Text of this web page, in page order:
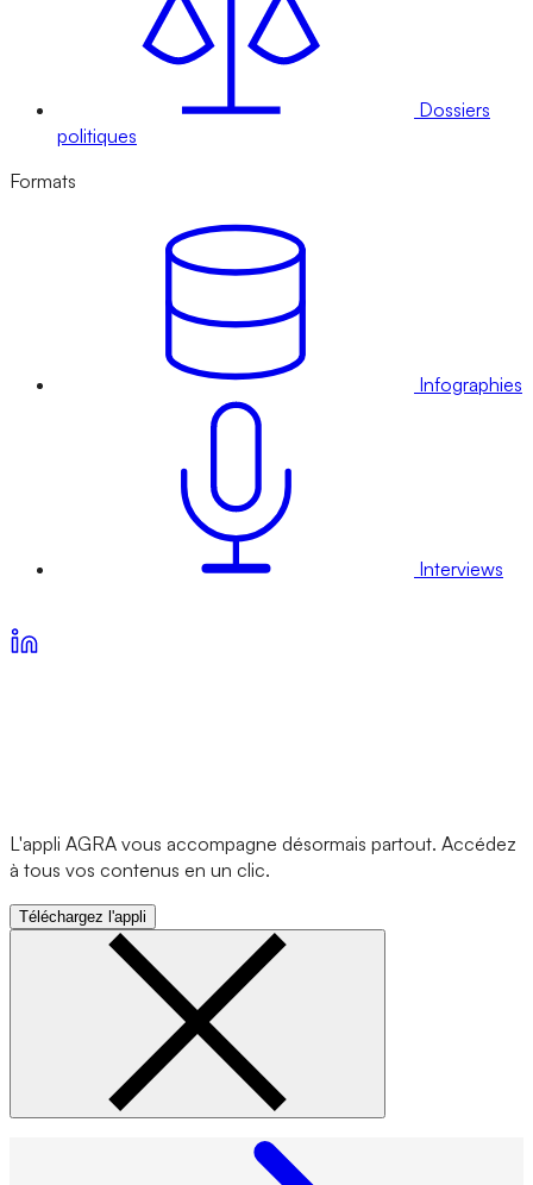
Dossiers
politiques
Formats
Infographies
Interviews
L'appli AGRA vous accompagne désormais partout. Accédez
à tous vos contenus en un clic.
Téléchargez l'appli